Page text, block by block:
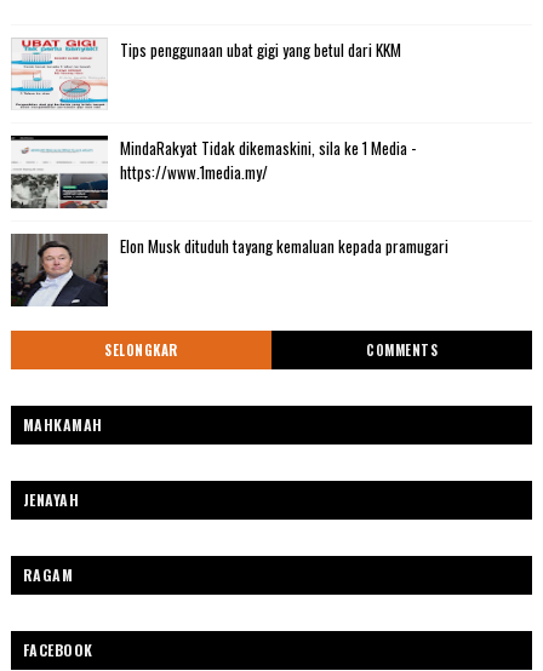
Tips penggunaan ubat gigi yang betul dari KKM
MindaRakyat Tidak dikemaskini, sila ke 1 Media -
https://www.1media.my/
Elon Musk dituduh tayang kemaluan kepada pramugari
SELONGKAR COMMENTS
MAHKAMAH
JENAYAH
RAGAM
FACEBOOK